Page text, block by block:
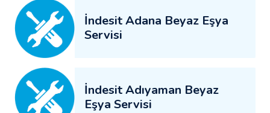
İndesit Adana Beyaz Eşya
Servisi
İndesit Adıyaman Beyaz
Eşya Servisi